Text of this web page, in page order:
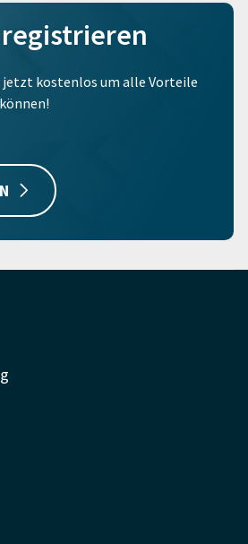
jetzt kostenlos um alle Vorteile